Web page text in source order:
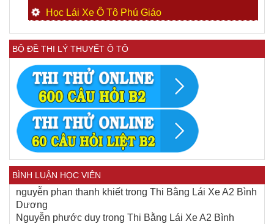
Học Lái Xe Ô Tô Phú Giáo
BỘ ĐỀ THI LÝ THUYẾT Ô TÔ
BÌNH LUẬN HỌC VIÊN
nguyễn phan thanh khiếttrong Thi Bằng Lái Xe A2 Bình
Dương
Nguyễn phước duy trong Thi Bằng Lái Xe A2 Bình